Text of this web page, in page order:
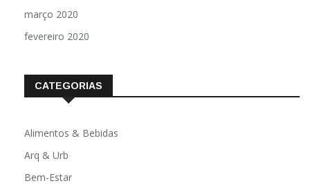
março 2020
fevereiro 2020
CATEGORIAS
Alimentos & Bebidas
Arq & Urb
Bem-Estar